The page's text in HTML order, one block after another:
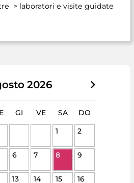
> laboratori e visite guidate
2026
GI VE SA
DO
1
2
6 7 8 9
13 14 15 16